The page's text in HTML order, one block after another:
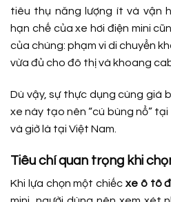
tiêu thụ năng lượng ít và vận
hạn chế của xe hơi điện mini
của chúng: phạm vi di chuyển
vừa đủ cho đô thị và khoang
Dù vậy, sự thực dụng cùng giá
xe này tạo nên “cú bùng nổ”
và giờ là tại Việt Nam.
Tiêu chí quan trọng khi
Khi lựa chọn một chiếc xe ô tô